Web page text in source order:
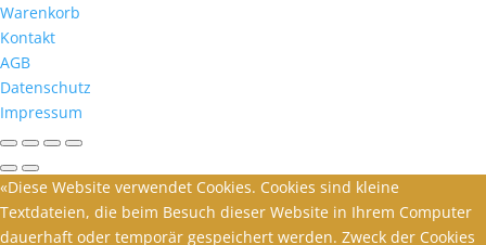
Warenkorb
Kontakt
AGB
Datenschutz
Impressum
«Diese Website verwendet Cookies. Cookies sind kleine
Textdateien, die beim Besuch dieser Website in Ihrem Computer
dauerhaft oder temporär gespeichert werden. Zweck der Cookies